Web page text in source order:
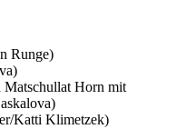
Runge)
Matschullat Horn mit
Katti Klimetzek)